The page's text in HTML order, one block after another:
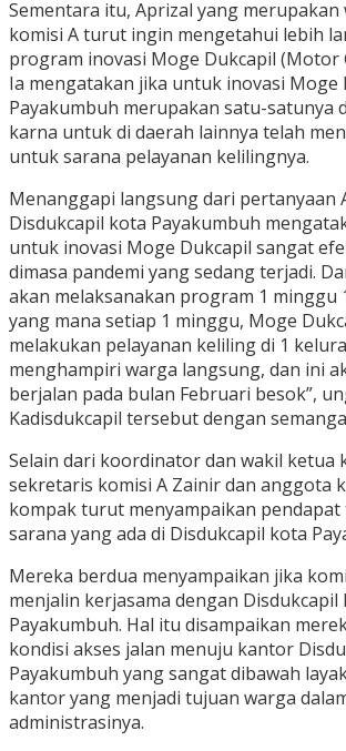
Sementara itu, Aprizal yang merupakan
komisi A turut ingin mengetahui lebih
program inovasi Moge Dukcapil (Motor
Ia mengatakan jika untuk inovasi Moge
Payakumbuh merupakan satu-satunya
karna untuk di daerah lainnya telah
untuk sarana pelayanan kelilingnya.
Menanggapi langsung dari pertanyaan
Disdukcapil kota Payakumbuh
untuk inovasi Moge Dukcapil sangat
dimasa pandemi yang sedang terjadi.
akan melaksanakan program 1 minggu
yang mana setiap 1 minggu, Moge
melakukan pelayanan keliling di 1
menghampiri warga langsung, dan ini
berjalan pada bulan Februari besok”,
Kadisdukcapil tersebut dengan
Selain dari koordinator dan wakil ketua
sekretaris komisi A Zainir dan anggota
kompak turut menyampaikan
sarana yang ada di Disdukcapil kota
Mereka berdua menyampaikan jika
menjalin kerjasama dengan Disdukcapil
Payakumbuh. Hal itu disampaikan
kondisi akses jalan menuju kantor
Payakumbuh yang sangat dibawah
kantor yang menjadi tujuan warga
administrasinya.